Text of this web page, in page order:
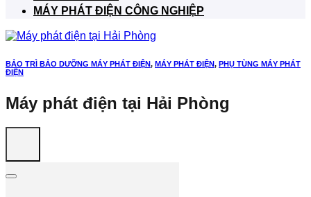
MÁY PHÁT ĐIỆN CÔNG NGHIỆP
BẢO TRÌ BẢO DƯỠNG MÁY PHÁT ĐIỆN, MÁY PHÁT ĐIỆN, PHỤ TÙNG MÁY PHÁT
ĐIỆN
Máy phát điện tại Hải Phòng